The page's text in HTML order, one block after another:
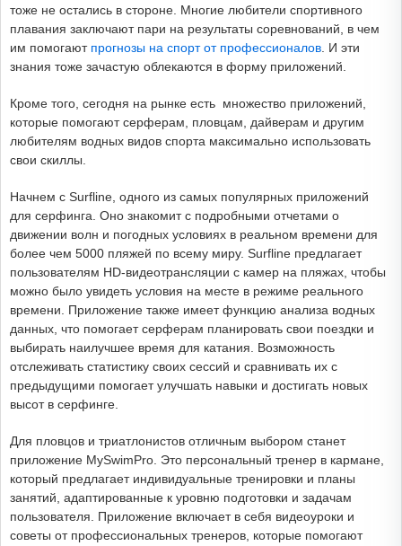
тоже не остались в стороне. Многие любители спортивного
плавания заключают пари на результаты соревнований, в чем
им помогают прогнозы на спорт от профессионалов . И эти
знания тоже зачастую облекаются в форму приложений.
Кроме того, сегодня на рынке есть множество приложений,
которые помогают серферам, пловцам, дайверам и другим
любителям водных видов спорта максимально использовать
свои скиллы.
Начнем с Surfline , одного из самых популярных приложений
для серфинга. Оно знакомит с подробными отчетами о
движении волн и погодных условиях в реальном времени для
более чем 5000 пляжей по всему миру. Surfline предлагает
пользователям HD-видеотрансляции с камер на пляжах, чтобы
можно было увидеть условия на месте в режиме реального
времени. Приложение также имеет функцию анализа водных
данных, что помогает серферам планировать свои поездки и
выбирать наилучшее время для катания. Возможность
отслеживать статистику своих сессий и сравнивать их с
предыдущими помогает улучшать навыки и достигать новых
высот в серфинге.
Для пловцов и триатлонистов отличным выбором станет
приложение MySwimPro . Это персональный тренер в кармане,
который предлагает индивидуальные тренировки и планы
занятий, адаптированные к уровню подготовки и задачам
пользователя. Приложение включает в себя видеоуроки и
советы от профессиональных тренеров, которые помогают